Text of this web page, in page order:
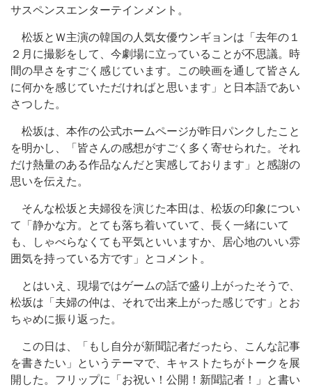
サスペンスエンターテインメント。
松坂とＷ主演の韓国の人気女優ウンギョンは「去年の１
２月に撮影をして、今劇場に立っていることが不思議。時
間の早さをすごく感じています。この映画を通して皆さん
に何かを感じていただければと思います」と日本語であい
さつした。
松坂は、本作の公式ホームページが昨日パンクしたこと
を明かし、「皆さんの感想がすごく多く寄せられた。それ
だけ熱量のある作品なんだと実感しております」と感謝の
思いを伝えた。
そんな松坂と夫婦役を演じた本田は、松坂の印象につい
て「静かな方。とても落ち着いていて、長く一緒にいて
も、しゃべらなくても平気といいますか、居心地のいい雰
囲気を持っている方です」とコメント。
とはいえ、現場ではゲームの話で盛り上がったそうで、
松坂は「夫婦の仲は、それで出来上がった感じです」とお
ちゃめに振り返った。
この日は、「もし自分が新聞記者だったら、こんな記事
を書きたい」というテーマで、キャストたちがトークを展
開した。フリップに「お祝い！公開！新聞記者！」と書い